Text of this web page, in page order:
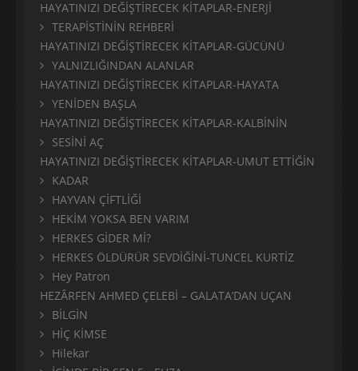
HAYATINIZI DEĞİŞTİRECEK KİTAPLAR-ENERJİ
TERAPİSTİNİN REHBERİ
HAYATINIZI DEĞİŞTİRECEK KİTAPLAR-GÜCÜNÜ
YALNIZLIĞINDAN ALANLAR
HAYATINIZI DEĞİŞTİRECEK KİTAPLAR-HAYATA
YENİDEN BAŞLA
HAYATINIZI DEĞİŞTİRECEK KİTAPLAR-KALBİNİN
SESİNİ AÇ
HAYATINIZI DEĞİŞTİRECEK KİTAPLAR-UMUT ETTİĞİN
KADAR
HAYVAN ÇİFTLİĞİ
HEKİM YOKSA BEN VARIM
HERKES GİDER Mİ?
HERKES ÖLDÜRÜR SEVDİĞİNİ-TUNCEL KURTİZ
Hey Patron
HEZÂRFEN AHMED ÇELEBİ – GALATA’DAN UÇAN
BİLGİN
HİÇ KİMSE
Hilekar